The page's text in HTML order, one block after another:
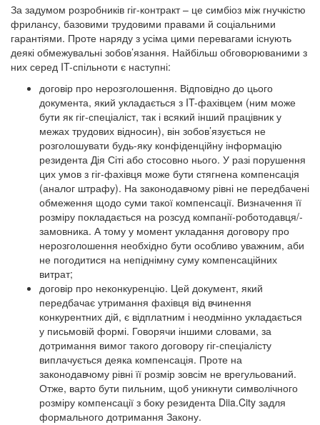
За задумом розробників гіг-контракт – це симбіоз між гнучкістю
фрилансу, базовими трудовими правами й соціальними
гарантіями. Проте наряду з усіма цими перевагами існують
деякі обмежувальні зобов’язання. Найбільш обговорюваними з
них серед IT-спільноти є наступні:
договір про нерозголошення. Відповідно до цього
документа, який укладається з IT-фахівцем (ним може
бути як гіг-спеціаліст, так і всякий інший працівник у
межах трудових відносин), він зобов’язується не
розголошувати будь-яку конфіденційну інформацію
резидента Дія Сіті або стосовно нього. У разі порушення
цих умов з гіг-фахівця може бути стягнена компенсація
(аналог штрафу). На законодавчому рівні не передбачені
обмеження щодо суми такої компенсації. Визначення її
розміру покладається на розсуд компанії-роботодавця/-
замовника. А тому у момент укладання договору про
нерозголошення необхідно бути особливо уважним, аби
не погодитися на непіднімну суму компенсаційних
витрат;
договір про неконкуренцію. Цей документ, який
передбачає утримання фахівця від вчинення
конкурентних дій, є відплатним і неодмінно укладається
у письмовій формі. Говорячи іншими словами, за
дотримання вимог такого договору гіг-спеціалісту
виплачується деяка компенсація. Проте на
законодавчому рівні її розмір зовсім не врегульований.
Отже, варто бути пильним, щоб уникнути символічного
розміру компенсації з боку резидента Diia.City задля
формального дотримання Закону.